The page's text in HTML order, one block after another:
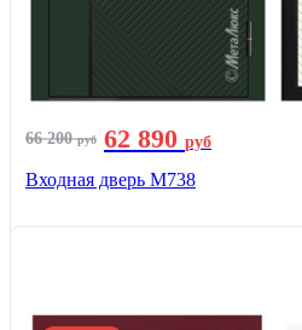
66 200руб 62 890 руб
Входная дверь М738